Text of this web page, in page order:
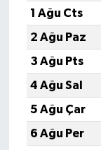
1 Ağu Cts
2 Ağu Paz
3 Ağu Pts
4 Ağu Sal
5 Ağu Çar
6 Ağu Per